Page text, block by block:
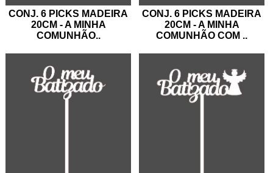
CONJ. 6 PICKS MADEIRA
20CM - A MINHA
COMUNHÃO..
CONJ. 6 PICKS MADEIRA
20CM - A MINHA
COMUNHÃO COM ..